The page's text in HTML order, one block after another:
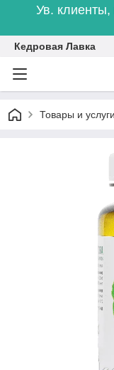
Ув. клиенты,
Кедровая Лавка
Товары и услуги